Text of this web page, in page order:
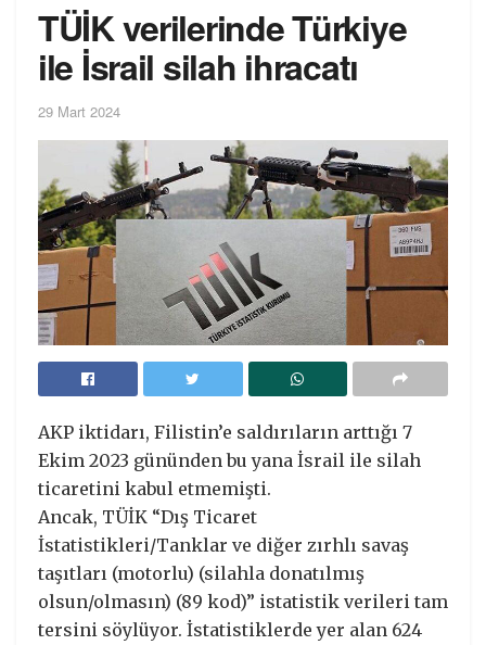
TÜİK verilerinde Türkiye
ile İsrail silah ihracatı
29 Mart 2024
AKP iktidarı, Filistin’e saldırıların arttığı 7
Ekim 2023 gününden bu yana İsrail ile silah
ticaretini kabul etmemişti.
Ancak, TÜİK “Dış Ticaret
İstatistikleri/Tanklar ve diğer zırhlı savaş
taşıtları (motorlu) (silahla donatılmış
olsun/olmasın) (89 kod)” istatistik verileri tam
tersini söylüyor. İstatistiklerde yer alan 624